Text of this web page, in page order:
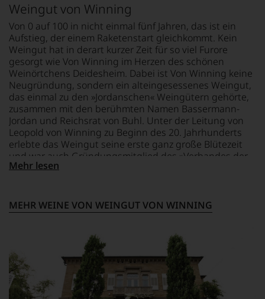
Fachpublikationen
unseren
Aussendungen
oder
in
unserem
Webshop,
um
zu
unterstreichen,
auf
welch
hohem
Niveau
bewegt.
uns
nicht
mehr.
Wir
9 °C
Weingut von Winning
Von 0 auf 100 in nicht einmal fünf Jahren, das ist ein
Aufstieg, der einem Raketenstart gleichkommt. Kein
Weingut hat in derart kurzer Zeit für so viel Furore
gesorgt wie Von Winning im Herzen des schönen
Weinörtchens Deidesheim. Dabei ist Von Winning keine
Neugründung, sondern ein alteingesessenes Weingut,
das einmal zu den »Jordanschen« Weingütern gehörte,
zusammen mit den berühmten Namen Bassermann-
Jordan und Reichsrat von Buhl. Unter der Leitung von
Leopold von Winning zu Beginn des 20. Jahrhunderts
erlebte das Weingut seine erste ganz große Blütezeit
und war auch Gründungsmitglied des »Verbandes der
Prädikatsweingüter«. Damals waren die Weine teurer als
Seit dem Jahr 2007 gibt es eine neue Leitung – und
zudem auch den alten Namen wieder. Mit dem neuen
Weinberg und Keller, gab es eine Initialzündung, und
nun entstehen hier wieder pulsierende und vibrierende
Rieslinge ebenso wie andere spannungsgeladene und
originelle Weine, die Fachpresse und Kritiker förmlich
aus dem Häuschen geraten lassen. Wann wurde ein
Mehr lesen
MEHR WEINE VON WEINGUT VON WINNING